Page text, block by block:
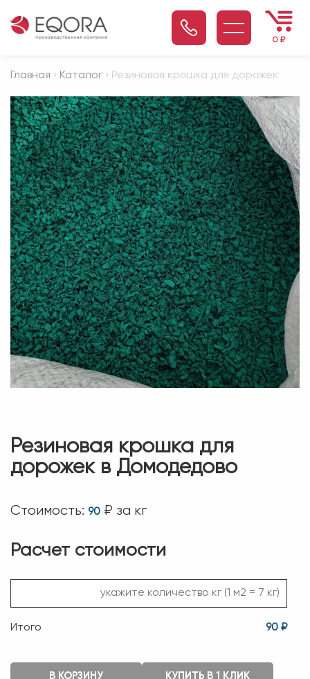
0 ₽
Главная › Каталог › Резиновая крошка для дорожек
Резиновая крошка для
дорожек в Домодедово
Стоимость: 90 ₽ за кг
Расчет стоимости
Итого 90 ₽
В КОРЗИНУ КУПИТЬ В 1 КЛИК